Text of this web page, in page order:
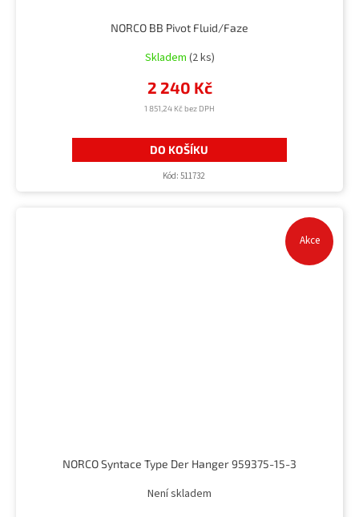
NORCO BB Pivot Fluid/Faze
Skladem (2 ks)
1 851,24 Kč bez DPH
2 240 Kč
DO KOŠÍKU
Kód: 511732
Akce
NORCO Syntace Type Der Hanger 959375-15-3
Není skladem